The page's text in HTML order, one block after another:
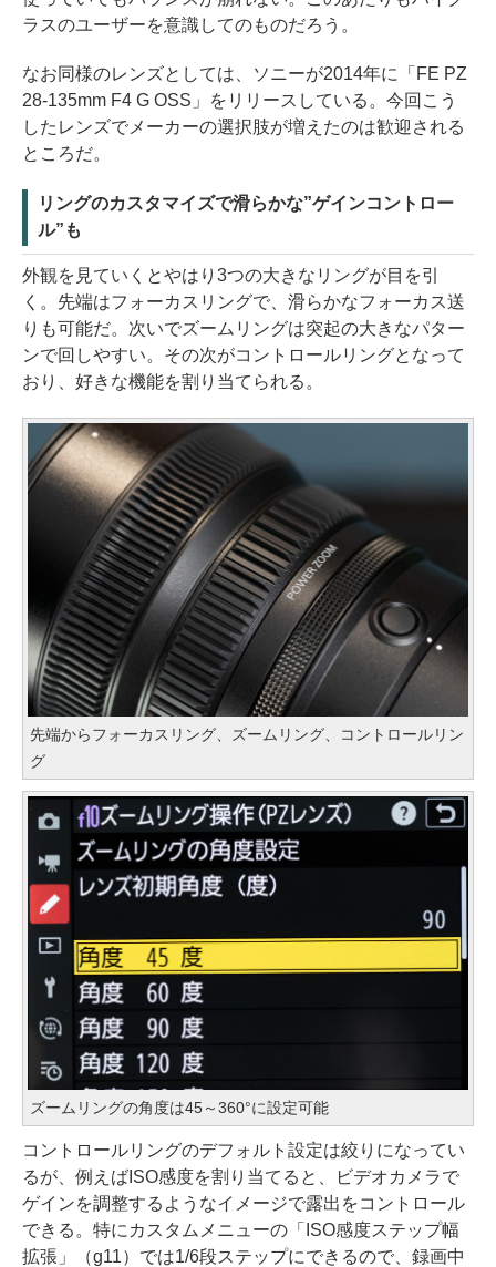
ラスのユーザーを意識してのものだろう。
なお同様のレンズとしては、ソニーが2014年に「FE PZ
28-135mm F4 G OSS」をリリースしている。今回こう
したレンズでメーカーの選択肢が増えたのは歓迎される
ところだ。
リングのカスタマイズで滑らかな”ゲインコントロー
ル”も
外観を見ていくとやはり3つの大きなリングが目を引
く。先端はフォーカスリングで、滑らかなフォーカス送
りも可能だ。次いでズームリングは突起の大きなパター
ンで回しやすい。その次がコントロールリングとなって
おり、好きな機能を割り当てられる。
先端からフォーカスリング、ズームリング、コントロールリン
グ
ズームリングの角度は45～360°に設定可能
コントロールリングのデフォルト設定は絞りになってい
るが、例えばISO感度を割り当てると、ビデオカメラで
ゲインを調整するようなイメージで露出をコントロール
できる。特にカスタムメニューの「ISO感度ステップ幅
拡張」（g11）では1/6段ステップにできるので、録画中